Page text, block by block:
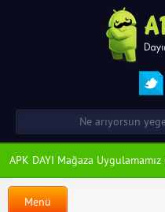
APK DAYI Mağaza
Menü